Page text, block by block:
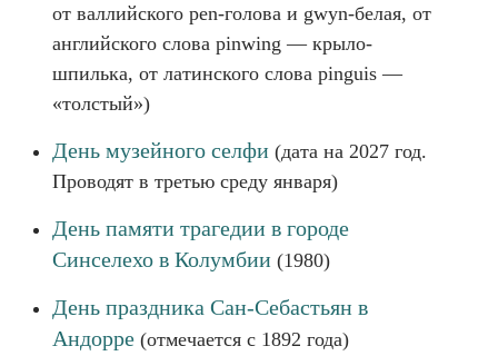
от валлийского pen-голова и gwyn-белая, от
английского слова pinwing — крыло-
шпилька, от латинского слова pinguis —
«толстый»)
День музейного селфи (дата на 2027 год.
Проводят в третью среду января)
День памяти трагедии в городе
Синселехо в Колумбии (1980)
День праздника Сан-Себастьян в
Андорре (отмечается с 1892 года)